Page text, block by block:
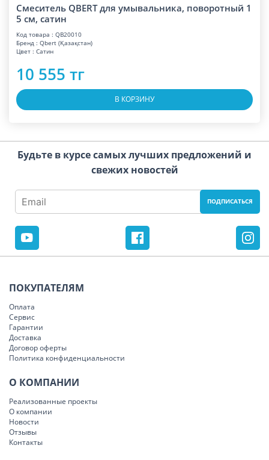
Смеситель QBERT для умывальника, поворотный 1
5 см, сатин
Код товара : QB20010
Бренд : Qbert (Қазақстан)
Цвет : Сатин
10 555 тг
В КОРЗИНУ
Будьте в курсе самых лучших предложений и
свежих новостей
ПОКУПАТЕЛЯМ
Оплата
Сервис
Гарантии
Доставка
Договор оферты
Политика конфиденциальности
О КОМПАНИИ
Реализованные проекты
О компании
Новости
Отзывы
Контакты